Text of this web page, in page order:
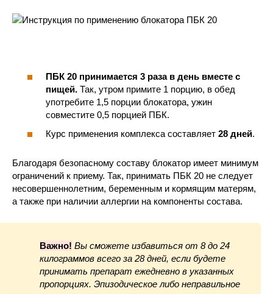
ПБК 20 принимается 3 раза в день вместе с
пищей. Так, утром примите 1 порцию, в обед
употребите 1,5 порции блокатора, ужин
совместите 0,5 порцией ПБК.
Курс применения комплекса составляет 28 дней.
Благодаря безопасному составу блокатор имеет минимум
ограничений к приему. Так, принимать ПБК 20 не следует
несовершеннолетним, беременным и кормящим матерям,
а также при наличии аллергии на компоненты состава.
Важно! Вы сможете избавиться от 8 до 24
килограммов всего за 28 дней, если будете
принимать препарат ежедневно в указанных
пропорциях. Эпизодическое либо неправильное